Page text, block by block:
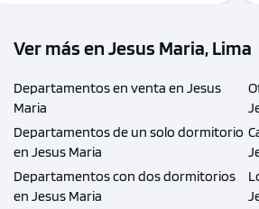
Ver más en Jesus Maria, Lima
Departamentos en venta en Jesus
Maria
Departamentos de un solo dormitorio
en Jesus Maria
Departamentos con dos dormitorios
en Jesus Maria